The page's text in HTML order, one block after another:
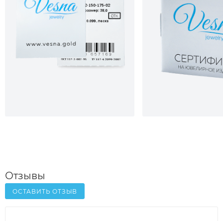
Отзывы
ОСТАВИТЬ ОТЗЫВ